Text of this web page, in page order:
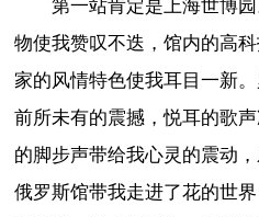
第一站肯定是上海世博
物使我赞叹不迭，馆内的高
家的风情特色使我耳目一新
前所未有的震撼，悦耳的歌
的脚步声带给我心灵的震动
俄罗斯馆带我走进了花的世